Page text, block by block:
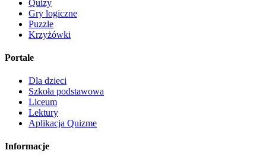
Quizy
Gry logiczne
Puzzle
Krzyżówki
Portale
Dla dzieci
Szkoła podstawowa
Liceum
Lektury
Aplikacja Quizme
Informacje